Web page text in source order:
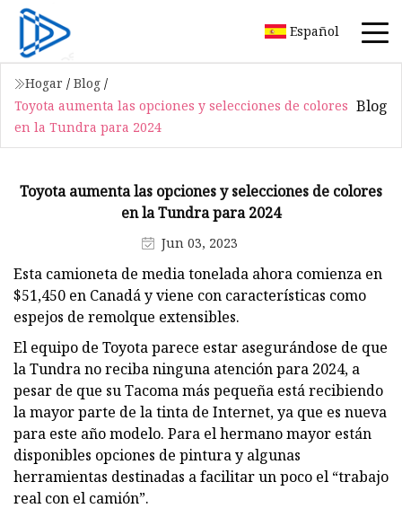
Español
Hogar / Blog /
Toyota aumenta las opciones y selecciones de colores
en la Tundra para 2024
Blog
Toyota aumenta las opciones y selecciones de colores
en la Tundra para 2024
Jun 03, 2023
Esta camioneta de media tonelada ahora comienza en
$51,450 en Canadá y viene con características como
espejos de remolque extensibles.
El equipo de Toyota parece estar asegurándose de que
la Tundra no reciba ninguna atención para 2024, a
pesar de que su Tacoma más pequeña está recibiendo
la mayor parte de la tinta de Internet, ya que es nueva
para este año modelo. Para el hermano mayor están
disponibles opciones de pintura y algunas
herramientas destinadas a facilitar un poco el “trabajo
real con el camión”.